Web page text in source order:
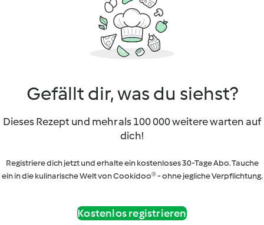
Gefällt dir, was du siehst?
Dieses Rezept und mehr als 100 000 weitere warten auf
dich!
Registriere dich jetzt und erhalte ein kostenloses 30-Tage Abo. Tauche
ein in die kulinarische Welt von Cookidoo® - ohne jegliche Verpflichtung.
Kostenlos registrieren